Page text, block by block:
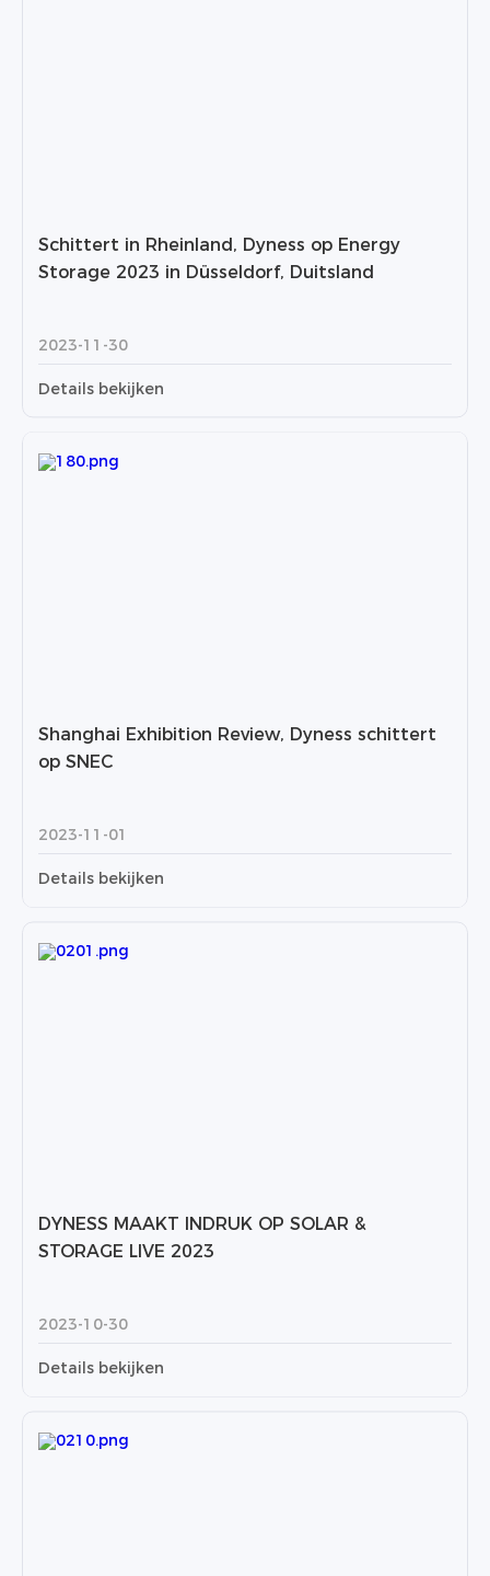
Schittert in Rheinland, Dyness op Energy
Storage 2023 in Düsseldorf, Duitsland
2023-11-30
Details bekijken
Shanghai Exhibition Review, Dyness schittert
op SNEC
2023-11-01
Details bekijken
DYNESS MAAKT INDRUK OP SOLAR &
STORAGE LIVE 2023
2023-10-30
Details bekijken